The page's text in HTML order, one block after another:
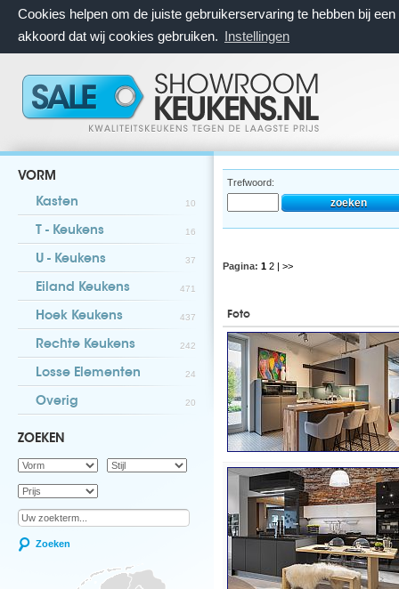
Cookies helpen om de juiste gebruikerservaring te hebben bij
akkoord dat wij cookies gebruiken. Instellingen
VORM
Kasten 10
T - Keukens 16
U - Keukens 37
Eiland Keukens 471
Hoek Keukens 437
Rechte Keukens 242
Losse Elementen 24
Overig 20
ZOEKEN
Zoeken
Trefwoord:
Pagina: 1 2 | >>
Foto